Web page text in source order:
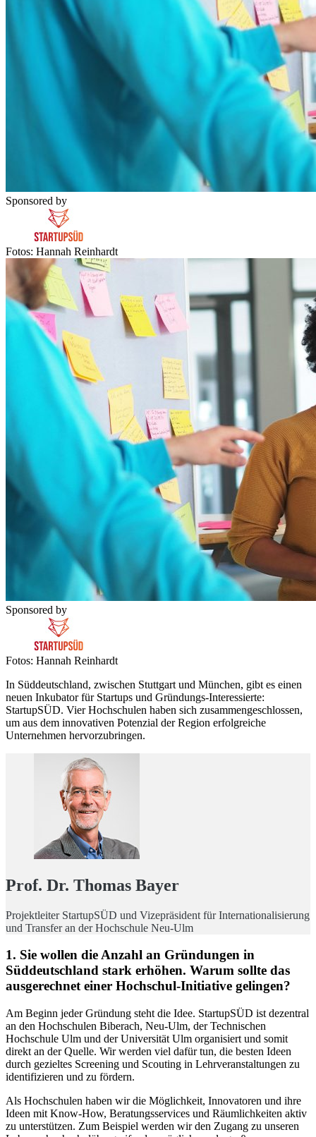
Sponsored by
Fotos: Hannah Reinhardt
Sponsored by
Fotos: Hannah Reinhardt
In Süddeutschland, zwischen Stuttgart und München, gibt es einen
neuen Inkubator für Startups und Gründungs-Interessierte:
StartupSÜD. Vier Hochschulen haben sich zusammengeschlossen,
um aus dem innovativen Potenzial der Region erfolgreiche
Unternehmen hervorzubringen.
Prof. Dr. Thomas Bayer
Projektleiter StartupSÜD und Vizepräsident für Internationalisierung
und Transfer an der Hochschule Neu-Ulm
1. Sie wollen die Anzahl an Gründungen in
Süddeutschland stark erhöhen. Warum sollte das
ausgerechnet einer Hochschul-Initiative gelingen?
Am Beginn jeder Gründung steht die Idee. StartupSÜD ist dezentral
an den Hochschulen Biberach, Neu-Ulm, der Technischen
Hochschule Ulm und der Universität Ulm organisiert und somit
direkt an der Quelle. Wir werden viel dafür tun, die besten Ideen
durch gezieltes Screening und Scouting in Lehrveranstaltungen zu
identifizieren und zu fördern.
Als Hochschulen haben wir die Möglichkeit, Innovatoren und ihre
Ideen mit Know-How, Beratungsservices und Räumlichkeiten aktiv
zu unterstützen. Zum Beispiel werden wir den Zugang zu unseren